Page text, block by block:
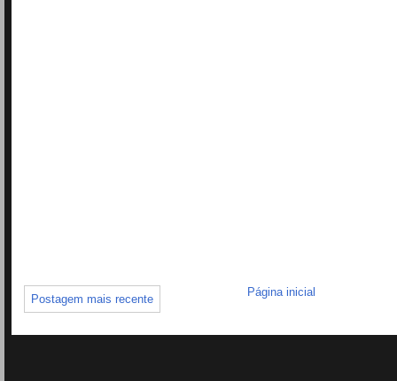
Postagem mais recente
Página inicial